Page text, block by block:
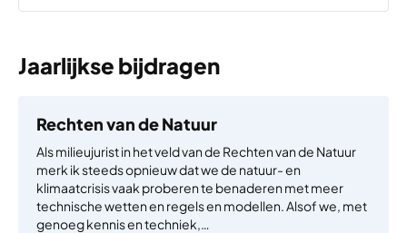
Jaarlijkse bijdragen
Rechten van de Natuur
Als milieujurist in het veld van de Rechten van de Natuur
merk ik steeds opnieuw dat we de natuur- en
klimaatcrisis vaak proberen te benaderen met meer
technische wetten en regels en modellen. Alsof we, met
genoeg kennis en techniek,…